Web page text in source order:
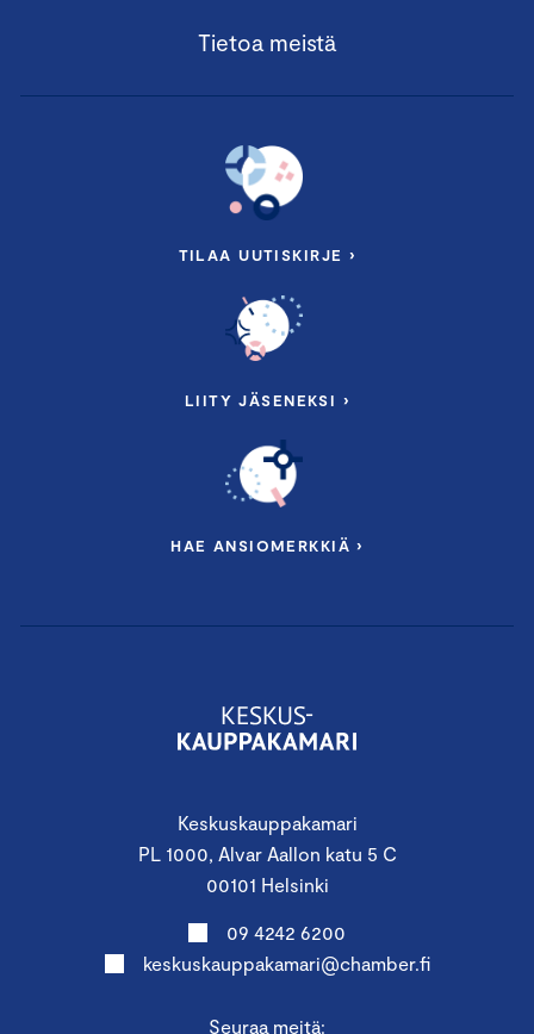
Keskuskauppakamari
PL 1000, Alvar Aallon katu 5 C
00101 Helsinki
09 4242 6200
keskuskauppakamari@chamber.fi
Seuraa meitä:
Tietoa meistä
TILAA UUTISKIRJE ›
LIITY JÄSENEKSI ›
HAE ANSIOMERKKIÄ ›